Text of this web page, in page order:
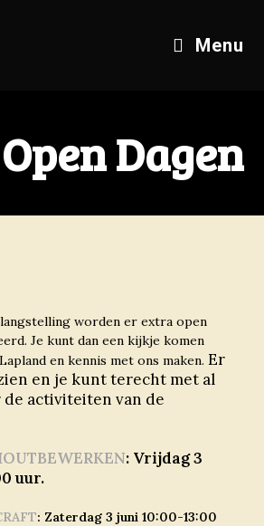
Menu
Dagen
worden er extra open
Je kunt dan een kijkje komen
en kennis met ons maken. Er
en je kunt terecht met al
de activiteiten van de
: Vrijdag 3
uur.
: Zaterdag 3 juni 10:00-13:00